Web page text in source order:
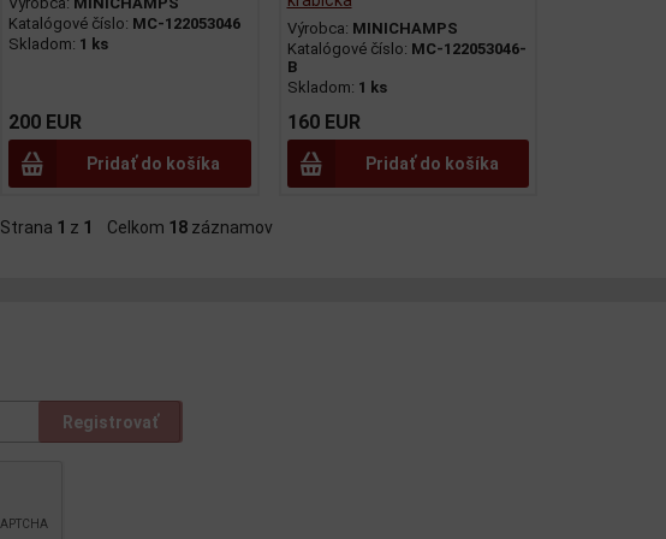
Katalógové číslo: MC-122053046
Skladom: 1 ks
200 EUR
Pridať do košíka
Výrobca: MINICHAMPS
Katalógové číslo: MC-122053046-
B
Skladom: 1 ks
160 EUR
Pridať do košíka
Strana 1 z 1 Celkom 18 záznamov
Registrovať